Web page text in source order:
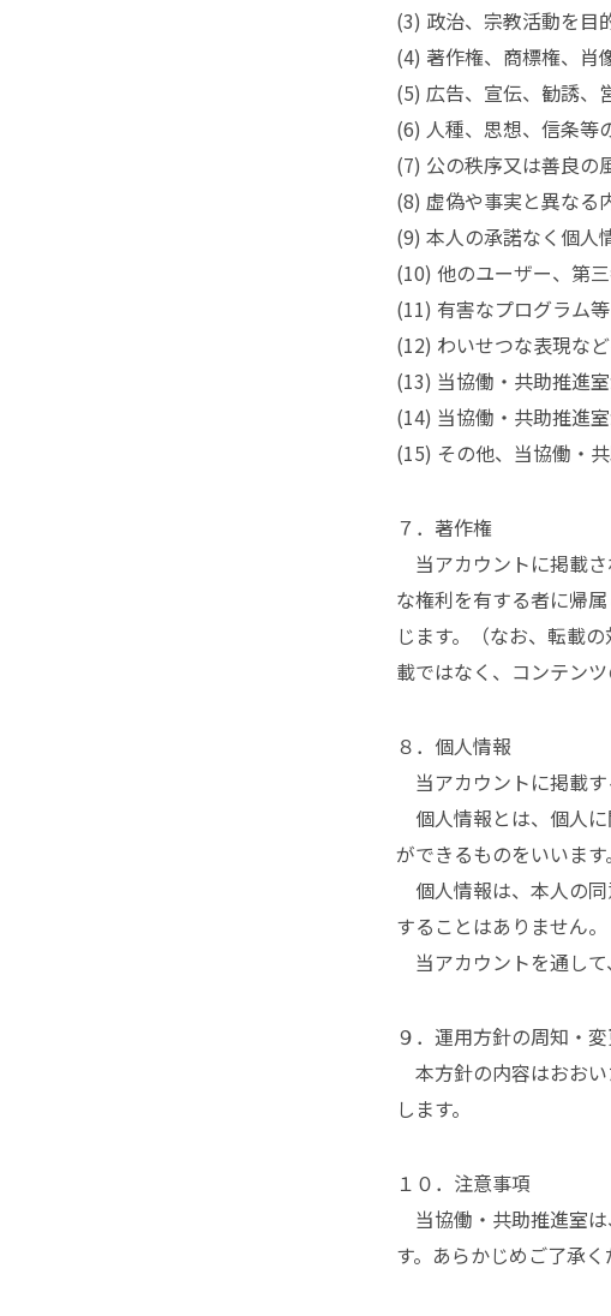
(3) 政治、宗教活動を目
(4) 著作権、商標権、肖
(5) 広告、宣伝、勧誘、
(6) 人種、思想、信条等
(7) 公の秩序又は善良の
(8) 虚偽や事実と異なる
(9) 本人の承諾なく個人
(10) 他のユーザー、第
(11) 有害なプログラム等
(12) わいせつな表現な
(13) 当協働・共助推進
(14) 当協働・共助推進
(15) その他、当協働・
７．著作権
当アカウントに掲載
な権利を有する者に帰
じます。（なお、転載
載ではなく、コンテン
８．個人情報
当アカウントに掲載す
個人情報とは、個人
ができるものをいいます。
個人情報は、本人の
することはありません。
当アカウントを通して
９．運用方針の周知・
本方針の内容はおお
します。
１０．注意事項
当協働・共助推進室
す。あらかじめご了承く